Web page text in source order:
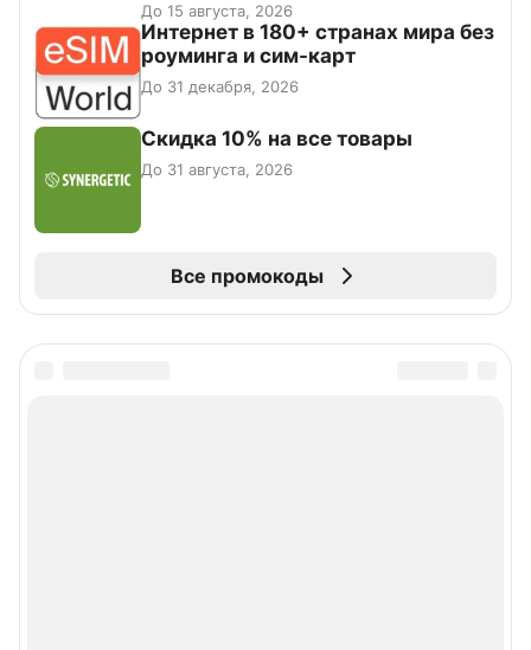
До 15 августа, 2026
Интернет в 180+ странах мира без
роуминга и сим-карт
До 31 декабря, 2026
Скидка 10% на все товары
До 31 августа, 2026
Все промокоды